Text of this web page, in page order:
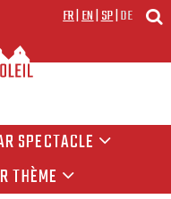
FR|EN|SP|DE
SPECTACLE
THÈME